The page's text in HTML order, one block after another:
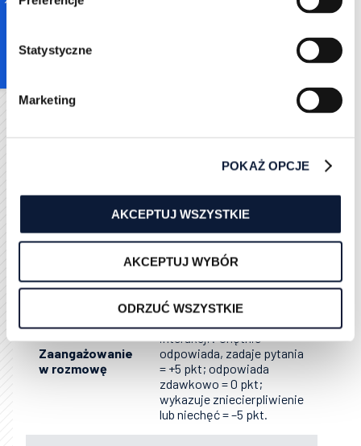
Statystyczne
Marketing
POKAŻ OPCJE
AKCEPTUJ WSZYSTKIE
AKCEPTUJ WYBÓR
ODRZUĆ WSZYSTKIE
Pilność decyzji
miesiąc) = +10 pkt; w ciągu
budżetem na nasze
rozwiązanie?
widełkach = +6 pkt; ma
budżet, ale niższy niż
potrzeba = +2 pkt; brak
budżetu/nie wie = 0 pkt.
Zaangażowanie
w rozmowę
Jaki entuzjazm i uwaga
odpowiada, zadaje pytania
= +5 pkt; odpowiada
zdawkowo = 0 pkt;
wykazuje zniecierpliwienie
lub niechęć = –5 pkt.